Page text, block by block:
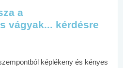
a
vágyak... kérdésre
képlékeny és kényes